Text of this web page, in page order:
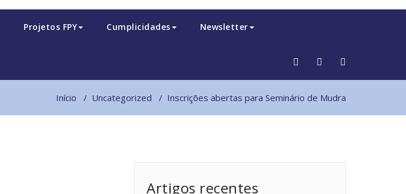
Projetos FPY Cumplicidades Newsletter
Início / Uncategorized / Inscrições abertas para Seminário de Mudra
Artigos recentes